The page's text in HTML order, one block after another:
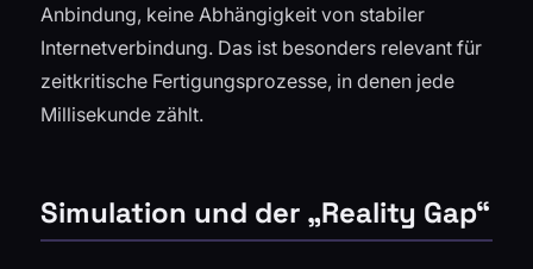
Anbindung, keine Abhängigkeit von stabiler
Internetverbindung. Das ist besonders relevant für
zeitkritische Fertigungsprozesse, in denen jede
Millisekunde zählt.
Simulation und der „Reality Gap“